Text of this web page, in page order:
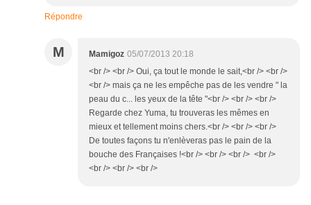
Répondre
M Mamigoz 05/07/2013 20:18
<br /> <br /> Oui, ça tout le monde le sait,<br /> <br />
<br /> mais ça ne les empêche pas de les vendre " la
peau du c... les yeux de la tête "<br /> <br /> <br />
Regarde chez Yuma, tu trouveras les mêmes en
mieux et tellement moins chers.<br /> <br /> <br />
De toutes façons tu n'enlèveras pas le pain de la
bouche des Françaises !<br /> <br /> <br /> <br />
<br /> <br /> <br />